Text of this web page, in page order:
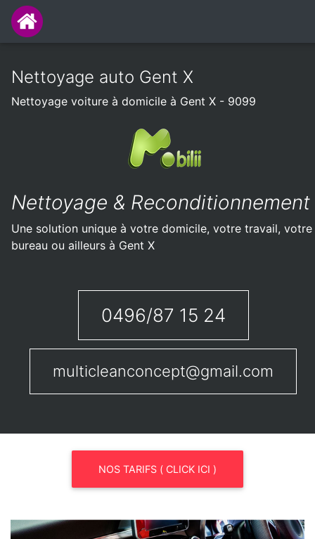
Nettoyage auto Gent X
Nettoyage voiture à domicile à Gent X - 9099
Nettoyage & Reconditionnement
Une solution unique à votre domicile, votre travail, votre
bureau ou ailleurs à Gent X
0496/87 15 24
multicleanconcept@gmail.com
NOS TARIFS ( CLICK ICI )